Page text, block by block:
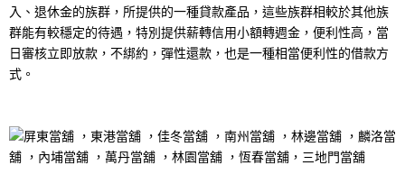
入、退休金的族群，所提供的一種貸款產品，這些族群相較於其他族
群能有較穩定的待遇，特別提供薪轉信用小額轉週金，便利性高，當
日審核立即放款，不綁約，彈性還款，也是一種相當便利性的借款方
式。